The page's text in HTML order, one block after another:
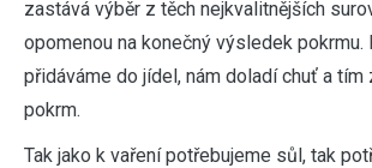
zastává výběr z těch nejkvalitnějších
opomenou na konečný výsledek pokrmu.
přidáváme do jídel, nám doladí chuť a tím
pokrm.
Tak jako k vaření potřebujeme sůl, tak